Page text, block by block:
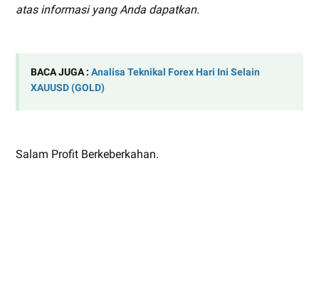
atas informasi yang Anda dapatkan.
BACA JUGA : Analisa Teknikal Forex Hari Ini Selain
XAUUSD (GOLD)
Salam Profit Berkeberkahan.